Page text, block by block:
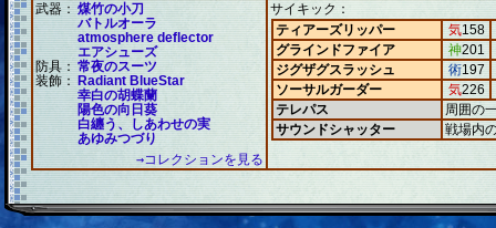
武器： 煤竹の小刀
バトルオーラ
atmosphere deflector
エアシューズ
防具： 常夜のスーツ
装飾：
Radiant BlueStar
幸白の胡蝶蘭
陽色の向日葵
白纏う、しあわせの実
あゆみつづり
→コレクションを見る
サイキック：
ティアーズリッパー
気158
グラインドファイア
神201
ジグザグスラッシュ
術197
ソーサルガーダー
気226
テレパス
周囲の
サウンドシャッター
戦場内